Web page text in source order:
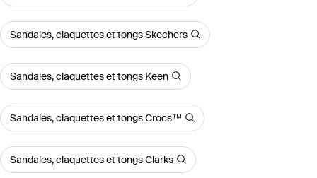
Sandales, claquettes et tongs Skechers
Sandales, claquettes et tongs Keen
Sandales, claquettes et tongs Crocs™
Sandales, claquettes et tongs Clarks